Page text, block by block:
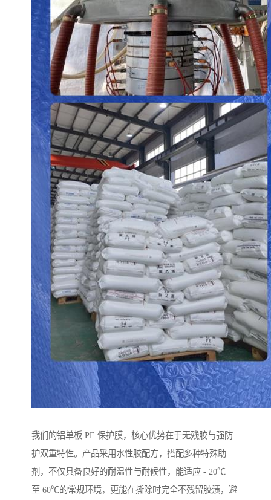
我们的铝单板 PE 保护膜，核心优势在于无残胶与强防
护双重特性。产品采用水性胶配方，搭配多种特殊助
剂，不仅具备良好的耐温性与耐候性，能适应 - 20℃
至 60℃的常规环境，更能在撕除时完全不残留胶渍，避